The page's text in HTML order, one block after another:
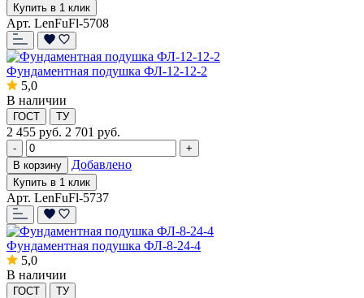
Купить в 1 клик
Арт. LenFuFl-5708
Фундаментная подушка ФЛ-12-12-2
5,0
В наличии
ГОСТ ТУ
2 455 руб. 2 701 руб.
-
+
В корзину
Добавлено
Купить в 1 клик
Арт. LenFuFl-5737
Фундаментная подушка ФЛ-8-24-4
5,0
В наличии
ГОСТ ТУ